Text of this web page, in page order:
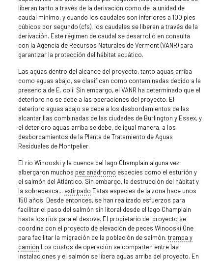
liberan tanto a través de la derivación como de la unidad de
caudal mínimo, y cuando los caudales son inferiores a 100 pies
cúbicos por segundo (cfs), los caudales se liberan a través de la
derivación. Este régimen de caudal se desarrolló en consulta
con la Agencia de Recursos Naturales de Vermont (VANR) para
garantizar la protección del hábitat acuático.
Las aguas dentro del alcance del proyecto, tanto aguas arriba
como aguas abajo, se clasifican como contaminadas debido a la
presencia de E. coli. Sin embargo, el VANR ha determinado que el
deterioro no se debe a las operaciones del proyecto. El
deterioro aguas abajo se debe a los desbordamientos de las
alcantarillas combinadas de las ciudades de Burlington y Essex, y
el deterioro aguas arriba se debe, de igual manera, a los
desbordamientos de la Planta de Tratamiento de Aguas
Residuales de Montpelier.
El río Winooski y la cuenca del lago Champlain alguna vez
albergaron muchos pez anádromo especies como el esturión y
el salmón del Atlántico. Sin embargo, la destrucción del hábitat y
la sobrepesca... extirpado Estas especies de la zona hace unos
150 años. Desde entonces, se han realizado esfuerzos para
facilitar el paso del salmón sin litoral desde el lago Champlain
hasta los ríos para el desove. El propietario del proyecto se
coordina con el proyecto de elevación de peces Winooski One
para facilitar la migración de la población de salmón. trampa y
camión Los costos de operación se comparten entre las
instalaciones y el salmón se libera aguas arriba del proyecto. En